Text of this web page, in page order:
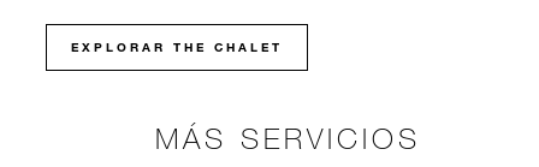
EXPLORAR THE CHALET
MÁS SERVICIOS